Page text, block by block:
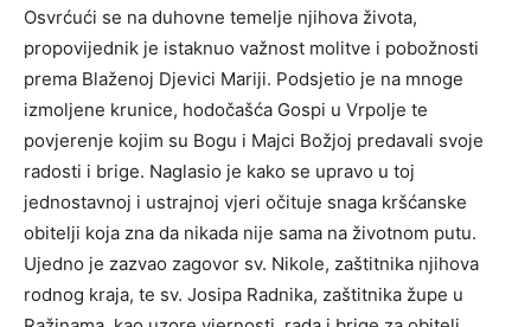
Osvrćući se na duhovne temelje njihova života,
propovijednik je istaknuo važnost molitve i pobožnosti
prema Blaženoj Djevici Mariji. Podsjetio je na mnoge
izmoljene krunice, hodočašća Gospi u Vrpolje te
povjerenje kojim su Bogu i Majci Božjoj predavali svoje
radosti i brige. Naglasio je kako se upravo u toj
jednostavnoj i ustrajnoj vjeri očituje snaga kršćanske
obitelji koja zna da nikada nije sama na životnom putu.
Ujedno je zazvao zagovor sv. Nikole, zaštitnika njihova
rodnog kraja, te sv. Josipa Radnika, zaštitnika župe u